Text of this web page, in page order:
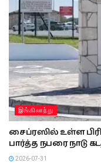
இங்கிலாந்து
சைப்ரஸில் உள்ள
பார்த்த நபரை நாடு
2026-07-31